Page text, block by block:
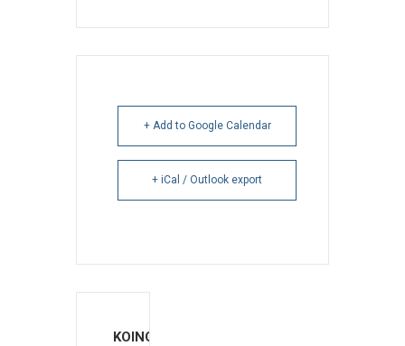
+ Add to Google Calendar
+ iCal / Outlook export
ΚΟΙΝΟΠΟΙΗΣΗ